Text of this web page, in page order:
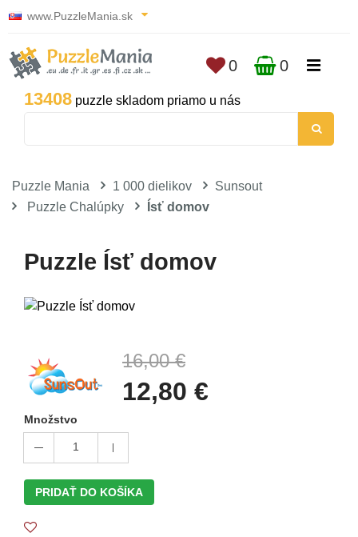
www.PuzzleMania.sk
13408 puzzle skladom priamo u nás
0 0
Puzzle Mania 1 000 dielikov
Sunsout
Puzzle Chalúpky
Ísť domov
Puzzle Ísť domov
16,00 €
12,80 €
Množstvo
1
PRIDAŤ DO KOŠÍKA